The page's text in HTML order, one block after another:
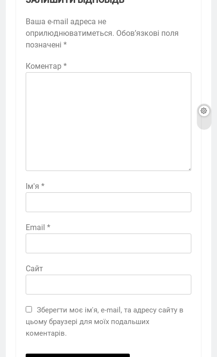
Ваша e-mail адреса не
оприлюднюватиметься. Обов’язкові поля
позначені *
Коментар *
Ім'я *
Email *
Сайт
Зберегти моє ім'я, e-mail, та адресу сайту в
цьому браузері для моїх подальших
коментарів.